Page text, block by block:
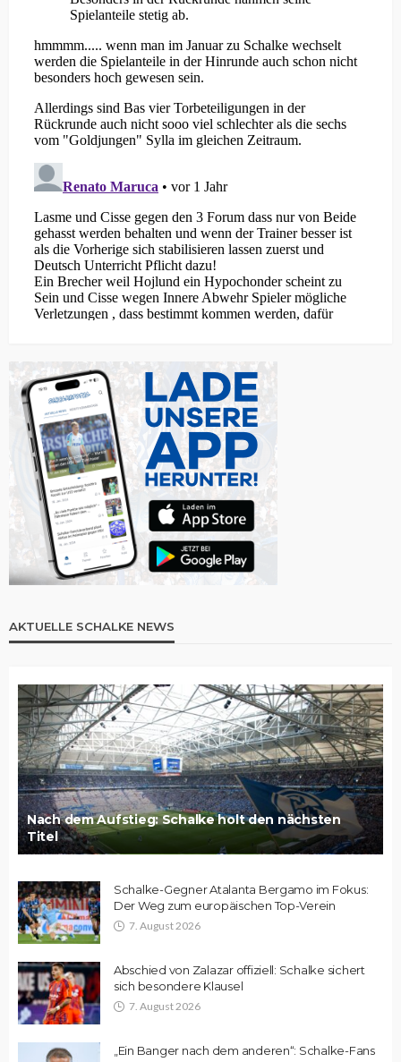
AKTUELLE SCHALKE NEWS
Nach dem Aufstieg: Schalke holt den nächsten
Titel
Schalke-Gegner Atalanta Bergamo im Fokus:
Der Weg zum europäischen Top-Verein
7. August 2026
Abschied von Zalazar offiziell: Schalke sichert
sich besondere Klausel
7. August 2026
„Ein Banger nach dem anderen“: Schalke-Fans